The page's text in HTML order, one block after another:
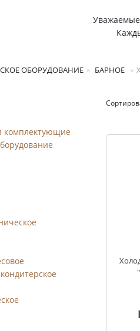
Уважаемые
ОБОРУДОВАНИЕ БАРНОЕ
для
комплектующие